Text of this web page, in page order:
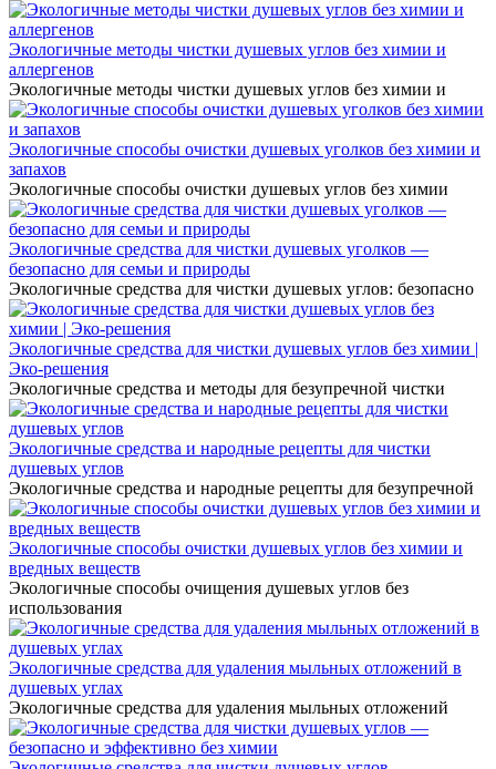
Экологичные методы чистки душевых углов без химии и
аллергенов
Экологичные методы чистки душевых углов без химии и
Экологичные способы очистки душевых уголков без химии и
запахов
Экологичные способы очистки душевых углов без химии
Экологичные средства для чистки душевых уголков —
безопасно для семьи и природы
Экологичные средства для чистки душевых углов: безопасно
Экологичные средства для чистки душевых углов без химии |
Эко-решения
Экологичные средства и методы для безупречной чистки
Экологичные средства и народные рецепты для чистки
душевых углов
Экологичные средства и народные рецепты для безупречной
Экологичные способы очистки душевых углов без химии и
вредных веществ
Экологичные способы очищения душевых углов без
использования
Экологичные средства для удаления мыльных отложений в
душевых углах
Экологичные средства для удаления мыльных отложений